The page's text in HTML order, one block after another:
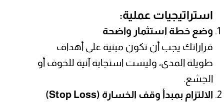
استراتيجيات عملية:
وضع خطة استثمار واضحة
قراراتك يجب أن تكون مبنية على أهداف
طويلة المدى، وليست استجابة آنية للخوف أو
الجشع.
الالتزام بمبدأ وقف الخسارة (Stop Loss)